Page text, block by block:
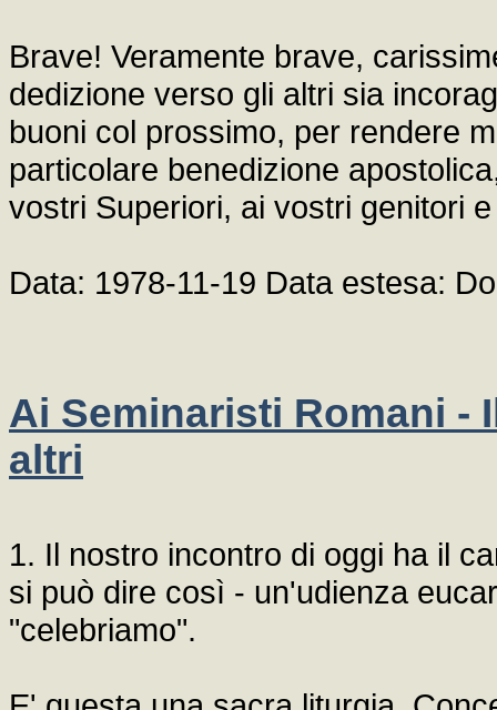
Brave! Veramente brave,
dedizione verso gli altri sia
buoni col prossimo, per rendere
particolare benedizione
vostri Superiori, ai vostri genitori
Data: 1978-11-19 Data estesa:
Ai Seminaristi Romani -
altri
1. Il nostro incontro di oggi ha il
si può dire così - un'udienza
"celebriamo".